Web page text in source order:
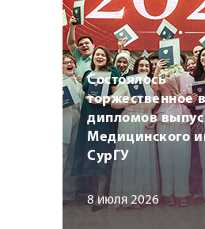
Состоялось
торжественное
дипломов
Медицинского
СурГУ
8 июля 2026